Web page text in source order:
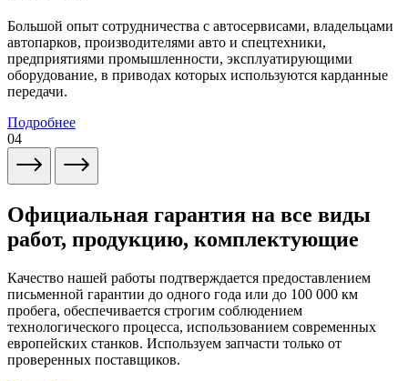
Большой опыт сотрудничества с автосервисами, владельцами
автопарков, производителями авто и спецтехники,
предприятиями промышленности, эксплуатирующими
оборудование, в приводах которых используются карданные
передачи.
Подробнее
04
Официальная гарантия на все виды
работ, продукцию, комплектующие
Качество нашей работы подтверждается предоставлением
письменной гарантии до одного года или до 100 000 км
пробега, обеспечивается строгим соблюдением
технологического процесса, использованием современных
европейских станков. Используем запчасти только от
проверенных поставщиков.